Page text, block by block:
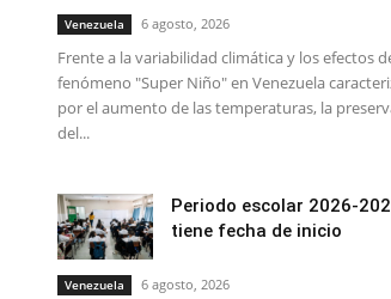
Venezuela 6 agosto, 2026
Frente a la variabilidad climática y los efectos
fenómeno "Super Niño" en Venezuela
por el aumento de las temperaturas, la
del...
Periodo escolar 2026-
tiene fecha de inicio
Venezuela 6 agosto, 2026